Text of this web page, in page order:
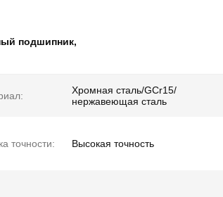
подшипник,
Хромная сталь/GCr15/
нержавеющая сталь
точности: Высокая точность